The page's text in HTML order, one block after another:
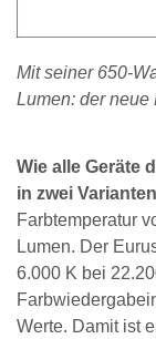
Mit seiner 650-
Lumen: der neue
Wie alle Geräte
in zwei
Farbtemperatur
Lumen. Der
6.000 K bei
Werte. Damit ist